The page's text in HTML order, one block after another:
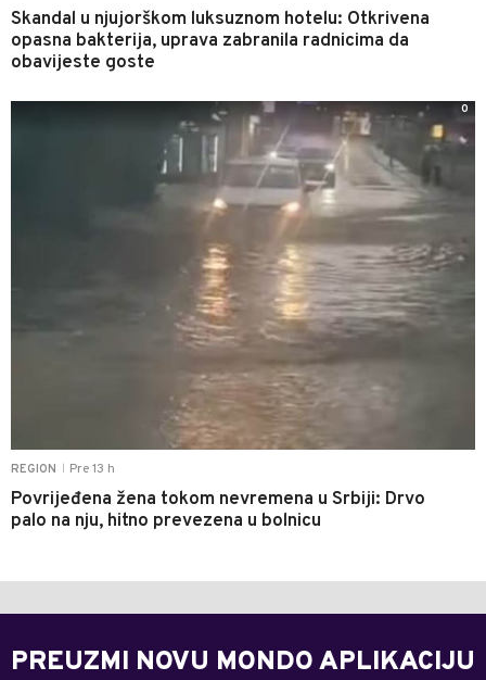
Skandal u njujorškom luksuznom hotelu: Otkrivena
opasna bakterija, uprava zabranila radnicima da
obavijeste goste
REGION Pre 13 h
Povrijeđena žena tokom nevremena u Srbiji: Drvo
palo na nju, hitno prevezena u bolnicu
0
PREUZMI NOVU MONDO APLIKACIJU